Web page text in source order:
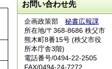
お問い合わせ先
企画政策部 秘書広報課
所在地/〒368-8686 秩父市
熊木町8番15号 (秩父市役
所本庁舎3階)
電話番号/0494-22-2505
FAX/0494-24-7272